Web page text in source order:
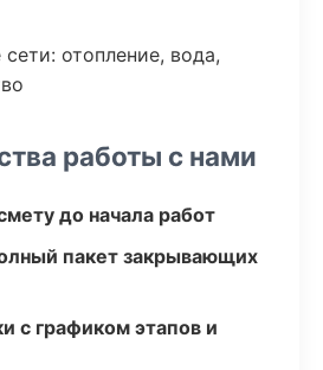
отопление, вода,
работы с нами
до начала работ
пакет закрывающих
с графиком этапов и